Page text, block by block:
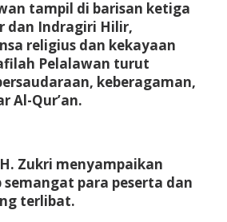
tampil di barisan ketiga
dan Indragiri Hilir,
religius dan kekayaan
Pelalawan turut
keberagaman,
Al-Qur’an.
Zukri menyampaikan
para peserta dan
terlibat.